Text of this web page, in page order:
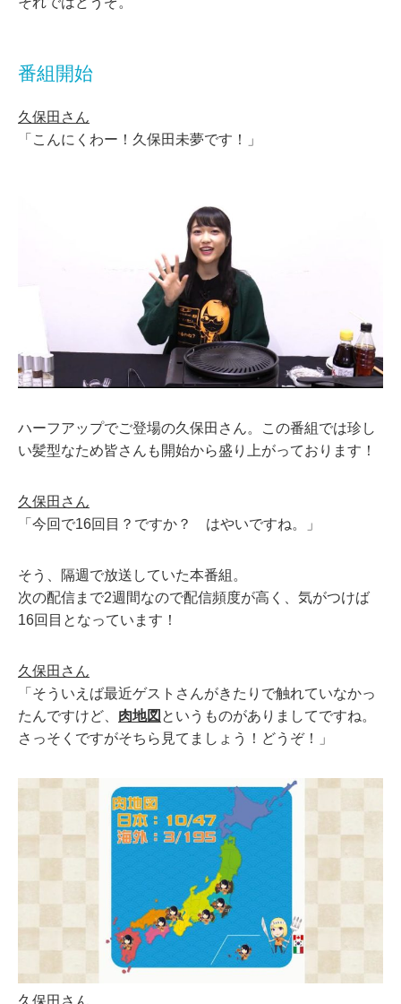
番組開始
久保田さん
「こんにくわー！久保田未夢です！」
ハーフアップでご登場の久保田さん。この番組では珍し
い髪型なため皆さんも開始から盛り上がっております！
久保田さん
「今回で16回目？ですか？ はやいですね。」
そう、隔週で放送していた本番組。
次の配信まで2週間なので配信頻度が高く、気がつけば
16回目となっています！
久保田さん
「そういえば最近ゲストさんがきたりで触れていなかっ
たんですけど、 肉地図 というものがありましてですね。
さっそくですがそちら見てましょう！どうぞ！」
久保田さん